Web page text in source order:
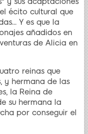
écito cultural que
Y es que la
añadidos en
de Alicia en
reinas que
y hermana de las
la Reina de
su hermana la
por conseguir el